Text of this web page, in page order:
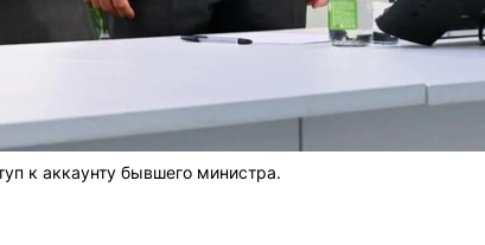
к аккаунту бывшего министра.